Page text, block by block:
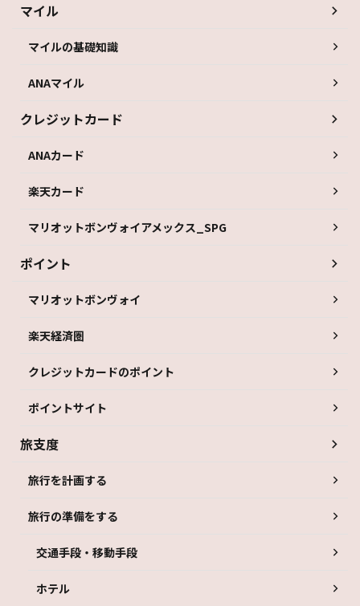
マイル
マイルの基礎知識
ANAマイル
クレジットカード
ANAカード
楽天カード
マリオットボンヴォイアメックス_SPG
ポイント
マリオットボンヴォイ
楽天経済圏
クレジットカードのポイント
ポイントサイト
旅支度
旅行を計画する
旅行の準備をする
交通手段・移動手段
ホテル